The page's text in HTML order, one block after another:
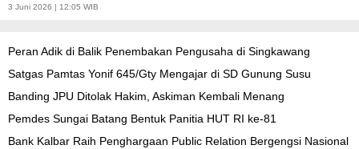
3 Juni 2026 | 12:05 WIB
Peran Adik di Balik Penembakan Pengusaha di Singkawang
Satgas Pamtas Yonif 645/Gty Mengajar di SD Gunung Susu
Banding JPU Ditolak Hakim, Askiman Kembali Menang
Pemdes Sungai Batang Bentuk Panitia HUT RI ke-81
Bank Kalbar Raih Penghargaan Public Relation Bergengsi Nasional